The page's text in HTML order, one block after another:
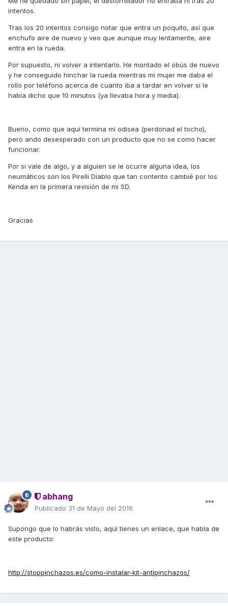
intentos.
Tras los 20 intentos consigo notar que entra un poquito, así que
enchufo aire de nuevo y veo que aunque muy lentamente, aire
entra en la rueda.
Por supuesto, ni volver a intentarlo. He montado el obús de nuevo
y he conseguido hinchar la rueda mientras mi mujer me daba el
rollo por teléfono acerca de cuanto iba a tardar en volver si le
había dicho que 10 minutos (ya llevaba hora y media).
Bueno, como que aquí termina mi odisea (perdonad el tocho),
pero ando desesperado con un producto que no se como hacer
funcionar.
Por si vale de algo, y a alguien se le ocurre alguna idea, los
neumáticos son los Pirelli Diablo que tan contento cambié por los
Kenda en la primera revisión de mi SD.
Gracias
abhang
Publicado 31 de Mayo del 2016
Supongo que lo habrás visto, aquí tienes un enlace, que habla de
este producto:
http://stoppinchazos.es/como-instalar-kit-antipinchazos/